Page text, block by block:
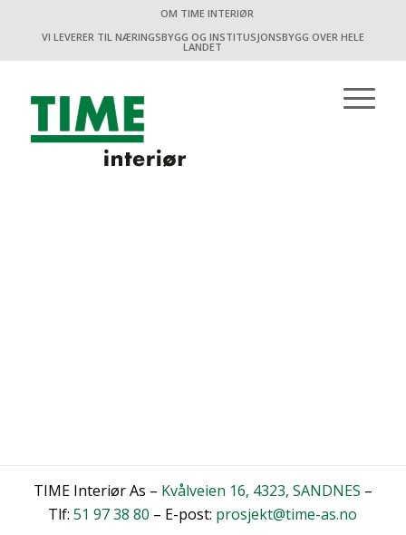
OM TIME INTERIØR
VI LEVERER TIL NÆRINGSBYGG OG INSTITUSJONSBYGG OVER HELE
LANDET
TIME Interiør As – Kvålveien 16, 4323, SANDNES –
Tlf:51 97 38 80 – E-post: prosjekt@time-as.no